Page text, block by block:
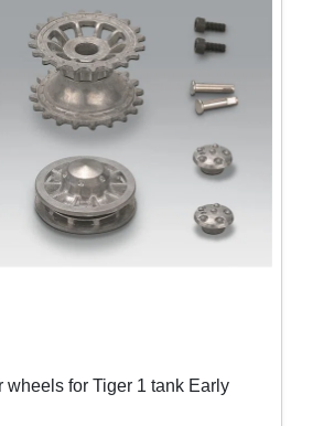
wheels for Tiger 1 tank Early